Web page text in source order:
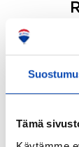
Tämä
ostajille.